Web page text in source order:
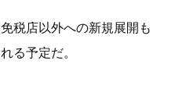
税店以外への新規展開も
る予定だ。